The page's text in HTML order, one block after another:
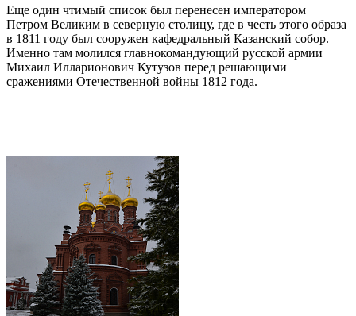
Еще один чтимый список был перенесен императором
Петром Великим в северную столицу, где в честь этого образа
в 1811 году был сооружен кафедральный Казанский собор.
Именно там молился главнокомандующий русской армии
Михаил Илларионович Кутузов перед решающими
сражениями Отечественной войны 1812 года.